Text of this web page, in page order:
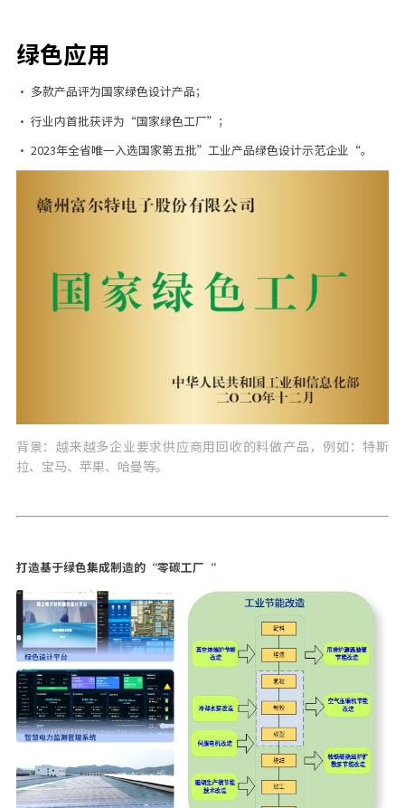
绿色应用
· 多款产品评为国家绿色设计产品；
· 行业内首批获评为“国家绿色工厂”；
· 2023年全省唯一入选国家第五批”工业产品绿色设计示范企业“。
背景：越来越多企业要求供应商用回收的料做产品，例如：特斯
拉、宝马、苹果、哈曼等。
打造基于绿色集成制造的“零碳工厂“